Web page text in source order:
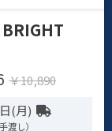
￥10,890
(月)
渡し）